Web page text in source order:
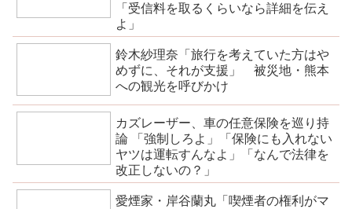
「受信料を取るくらいなら詳細を伝え
よ」
鈴木紗理奈「旅行を考えていた方はや
めずに、それが支援」 被災地・熊本
への観光を呼びかけ
カズレーザー、車の任意保険を巡り持
論 「強制しろよ」「保険にも入れない
ヤツは運転すんなよ」「なんで法律を
改正しないの？」
愛煙家・岸谷蘭丸「喫煙者の権利がマ